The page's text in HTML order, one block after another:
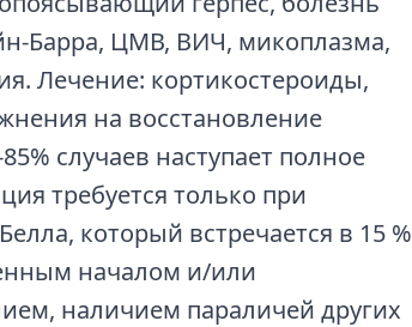
Барра, ЦМВ, ВИЧ, микоплазма,
Лечение: кортикостероиды,
на восстановление
случаев наступает полное
требуется только при
который встречается в 15 %
началом и/или
наличием параличей других